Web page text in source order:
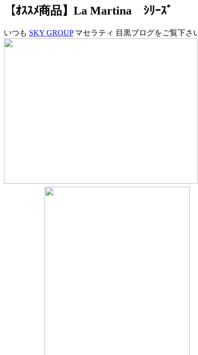
【ｵｽｽﾒ商品】La Martina ｼﾘｰｽﾞ
いつも SKY GROUPマセラティ 目黒ブログをご覧下さ